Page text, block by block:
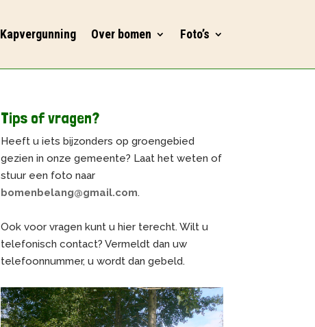
Kapvergunning Over bomen Foto’s
Tips of vragen?
Heeft u iets bijzonders op groengebied
gezien in onze gemeente? Laat het weten of
stuur een foto naar
bomenbelang@gmail.com.
Ook voor vragen kunt u hier terecht. Wilt u
telefonisch contact? Vermeldt dan uw
telefoonnummer, u wordt dan gebeld.